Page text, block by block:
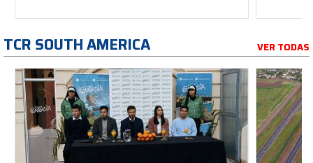
TCR SOUTH AMERICA VER TODAS